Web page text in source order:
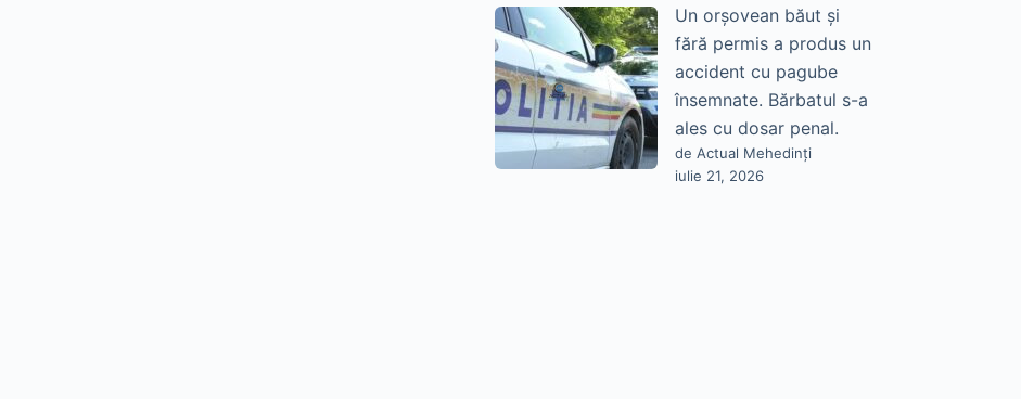
Un orșovean băut și
fără permis a produs un
accident cu pagube
însemnate. Bărbatul s-a
ales cu dosar penal.
de Actual Mehedinți
iulie 21, 2026